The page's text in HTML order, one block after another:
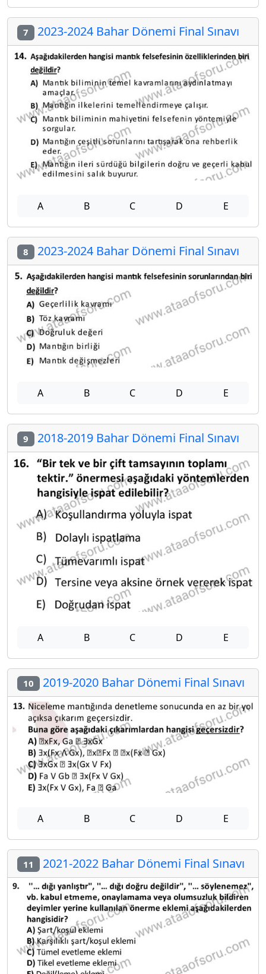
7 2023-2024 Bahar Dönemi Final Sınavı
A B C D E
8 2023-2024 Bahar Dönemi Final Sınavı
A B C D E
9 2018-2019 Bahar Dönemi Final Sınavı
A B C D E
10 2019-2020 Bahar Dönemi Final Sınavı
A B C D E
11 2021-2022 Bahar Dönemi Final Sınavı